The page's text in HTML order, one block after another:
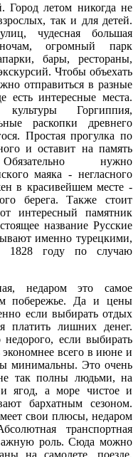
Город летом никогда не
так и для детей.
чудесная большая
огромный парк
бары, рестораны,
Чтобы объехать
отправиться в разные
интересные места.
Горгиппия,
раскопки древнего
Простая прогулка по
и оставит на память
нужно
маяка - негласного
в красивейшем месте -
берега. Также стоит
интересный памятник
название Русские
именно турецкими,
1828 году по случаю
недаром это самое
побережье. Да и цены
если выбирать отдых
платить лишних денег.
если выбирать
всего в июне и
минимальны. Это очень
так полны людьми, на
ягод, а море чистое и
бархатным сезоном.
свои плюсы, недаром
транспортная
роль. Сюда можно
на самолете, поезде,